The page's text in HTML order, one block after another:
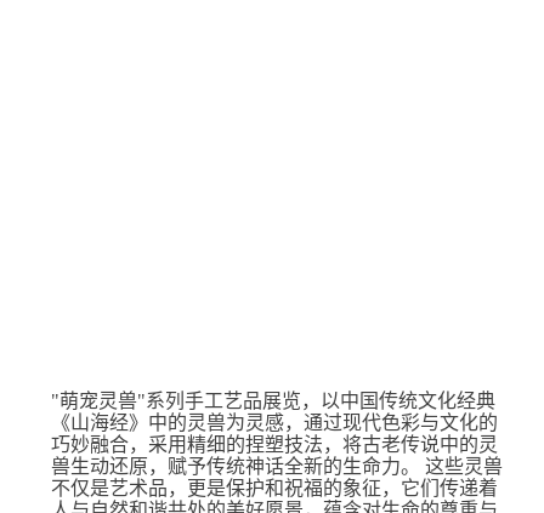
"萌宠灵兽"系列⼿⼯艺品展览，以中国传统⽂化经典
《⼭海经》中的灵兽为灵感，通过现代⾊彩与⽂化的
巧妙融合，采⽤精细的捏塑技法，将古⽼传说中的灵
兽⽣动还原，赋予传统神话全新的⽣命⼒。 这些灵兽
不仅是艺术品，更是保护和祝福的象征，它们传递着